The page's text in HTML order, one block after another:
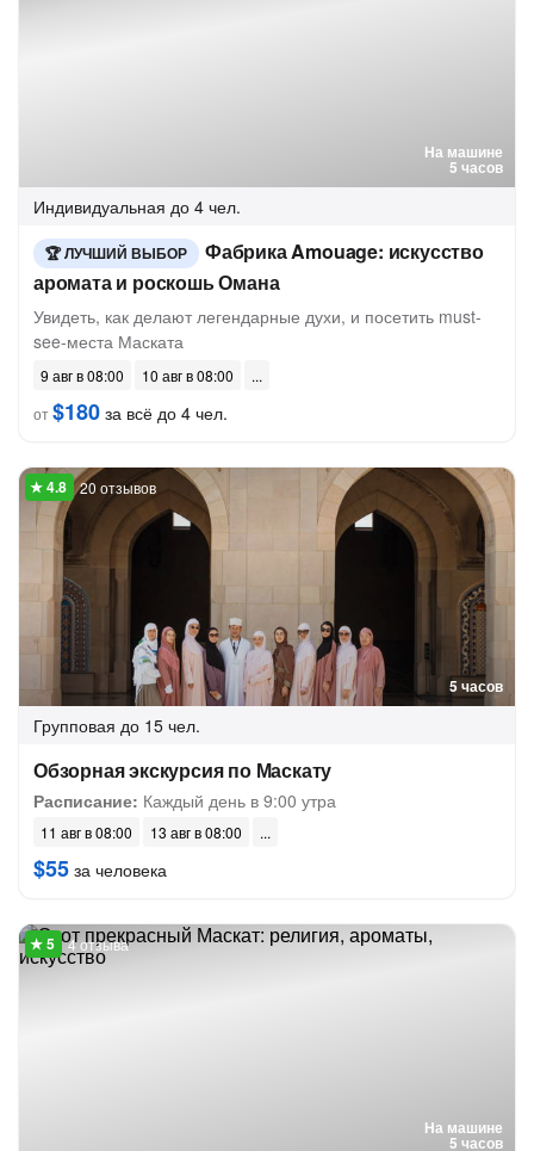
На машине
5 часов
Индивидуальная до 4 чел.
ЛУЧШИЙ ВЫБОР
Фабрика Amouage: искусство
аромата и роскошь Омана
Увидеть, как делают легендарные духи, и посетить must-
see-места Маската
9 авг в 08:00
10 авг в 08:00
от$180 за всё до 4 чел.
5 часов
20 отзывов
Групповая до 15 чел.
Обзорная экскурсия по Маскату
Расписание: Каждый день в 9:00 утра
11 авг в 08:00 13 авг в 08:00
$55 за человека
На машине
5 часов
4 отзыва